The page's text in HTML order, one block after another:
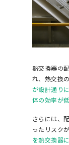
熱交換器の
れ、熱交換
が設計通り
体の効率が
さらには、
ったリスク
を熱交換器